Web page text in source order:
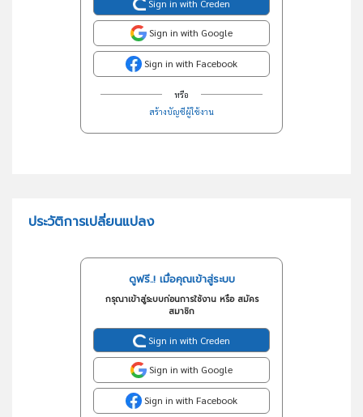
Sign in with Creden
Sign in with Google
Sign in with Facebook
หรือ
สร้างบัญชีผู้ใช้งาน
ประวัติการเปลี่ยนแปลง
ดูฟรี..! เมื่อคุณเข้าสู่ระบบ
กรุณาเข้าสู่ระบบก่อนการใช้งาน หรือ สมัคร
สมาชิก
Sign in with Creden
Sign in with Google
Sign in with Facebook